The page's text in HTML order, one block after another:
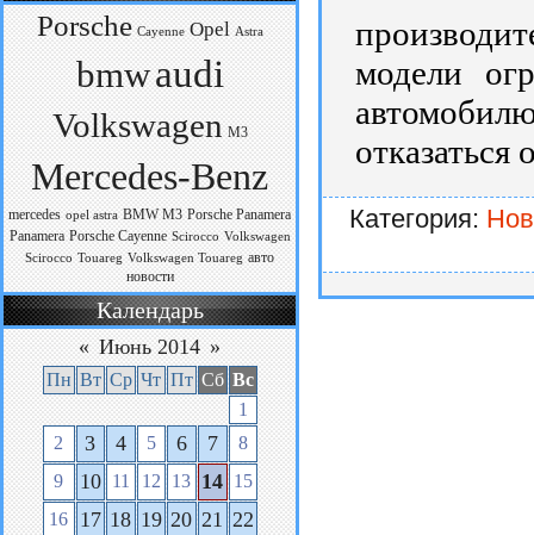
Porsche Cayenne Opel Astra
bmwaudi
Volkswagen M3
Mercedes-Benz
mercedes opel astra BMW M3 Porsche Panamera
Panamera Porsche Cayenne Scirocco Volkswagen
Scirocco Touareg Volkswagen Touareg авто
новости
Календарь
« Июнь 2014 »
Пн Вт Ср Чт Пт Сб Вс
1
2
3 4 5 6 7
8
9
10 11 12 13 14 15
16
17 18 19 20 21 22
модели
Категория: